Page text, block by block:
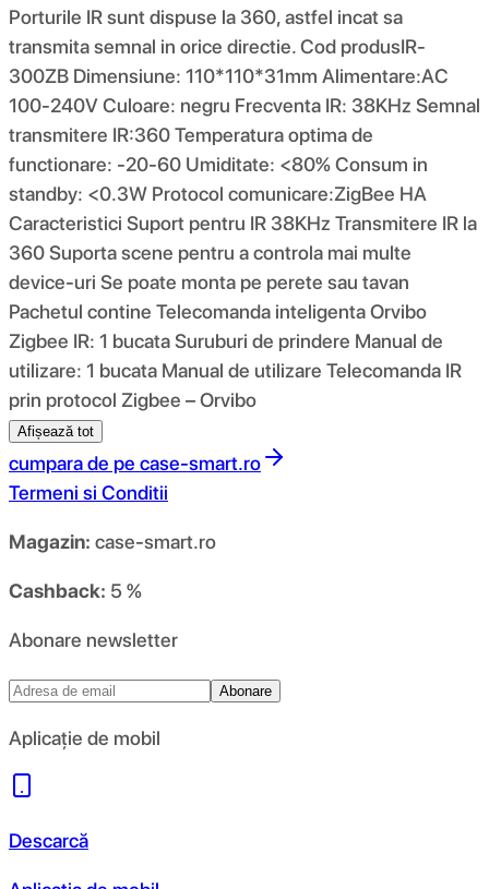
Porturile IR sunt dispuse la 360, astfel incat sa
transmita semnal in orice directie. Cod produsIR-
300ZB Dimensiune: 110*110*31mm Alimentare:AC
100-240V Culoare: negru Frecventa IR: 38KHz Semnal
transmitere IR:360 Temperatura optima de
functionare: -20-60 Umiditate: <80% Consum in
standby: <0.3W Protocol comunicare:ZigBee HA
Caracteristici Suport pentru IR 38KHz Transmitere IR la
360 Suporta scene pentru a controla mai multe
device-uri Se poate monta pe perete sau tavan
Pachetul contine Telecomanda inteligenta Orvibo
Zigbee IR: 1 bucata Suruburi de prindere Manual de
utilizare: 1 bucata Manual de utilizare Telecomanda IR
prin protocol Zigbee – Orvibo
Afișează tot
cumpara de pe case-smart.ro
Termeni si Conditii
Magazin: case-smart.ro
Cashback: 5 %
Abonare newsletter
Abonare
Aplicație de mobil
Descarcă